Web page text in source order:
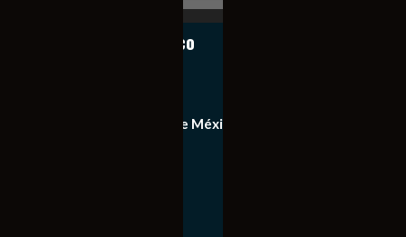
Notiexpress de México
Equipo de Notiexpress de México